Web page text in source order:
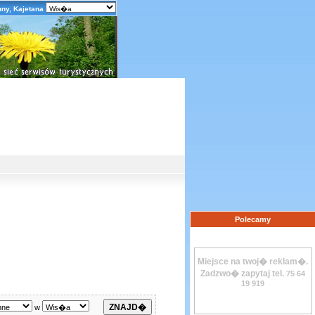
Kajetana
w
Polecamy
Miejsce na twoj� reklam�.
Zadzwo� zapytaj tel. 75 64
19 919